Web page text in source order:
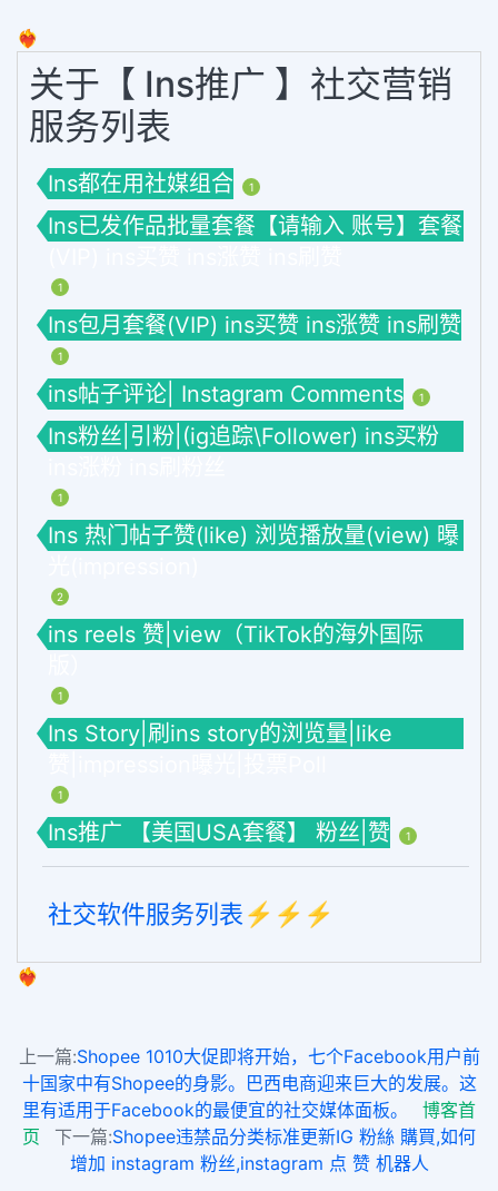
❤️‍🔥
关于【 Ins推广 】社交营销
服务列表
Ins都在用社媒组合 1
Ins已发作品批量套餐【请输入 账号】套餐
1
Ins包月套餐(VIP) ins买赞 ins涨赞 ins刷赞
1
ins帖子评论| Instagram Comments 1
Ins粉丝|引粉|(ig追踪\Follower) ins买粉
1
Ins 热门帖子赞(like) 浏览播放量(view) 曝
2
ins reels 赞|view（TikTok的海外国际
1
Ins Story|刷ins story的浏览量|like
1
Ins推广 【美国USA套餐】 粉丝|赞 1
社交软件服务列表⚡️⚡️⚡️
❤️‍🔥
上一篇:Shopee 1010大促即将开始，七个Facebook用户前
十国家中有Shopee的身影。巴西电商迎来巨大的发展。这
里有适用于Facebook的最便宜的社交媒体面板。
博客首
页
下一篇:Shopee违禁品分类标准更新IG 粉絲 購買,如何
增加 instagram 粉丝,instagram 点 赞 机器人